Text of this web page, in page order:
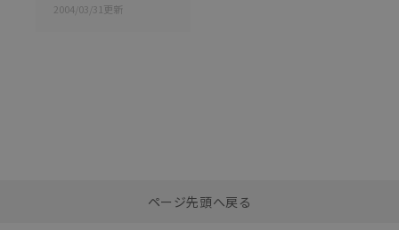
2004/03/31更新
括ダウンロード
ページ先頭へ戻る